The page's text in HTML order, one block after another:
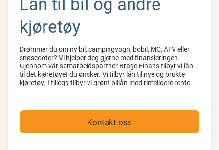
kjøretøy
Drømmer du om ny bil, campingvogn, bobil, MC, ATV eller
snøscooter? Vi hjelper deg gjerne med finansieringen.
Gjennom vår samarbeidspartner Brage Finans tilbyr vi lån
til det kjøretøyet du ønsker. Vi tilbyr lån til nye og brukte
kjøretøy. I tillegg tilbyr vi grønt billån med rimeligere rente.
Kontakt oss